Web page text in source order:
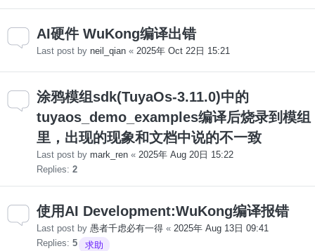
AI硬件 WuKong编译出错
Last post by neil_qian « 2025年 Oct 22日 15:21
涂鸦模组sdk(TuyaOs-3.11.0)中的
tuyaos_demo_examples编译后烧录到模组
里，出现的现象和文档中说的不一致
Last post by mark_ren « 2025年 Aug 20日 15:22
Replies: 2
使用AI Development:WuKong编译报错
Last post by 愚者千虑必有一得 « 2025年 Aug 13日 09:41
Replies: 5 求助